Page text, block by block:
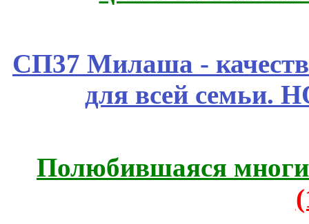
СП37 Милаша -
для всей семьи.
Полюбившаяся